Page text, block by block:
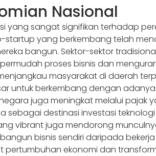
Nasional
yang sangat signifikan terhadap
yang berkembang telah
bangun. Sektor-sektor
proses bisnis dan
masyarakat di daerah
untuk berkembang dengan
juga meningkat melalui pajak
destinasi investasi
vibrant juga mendorong
bisnis sendiri daripada
ekonomi dan